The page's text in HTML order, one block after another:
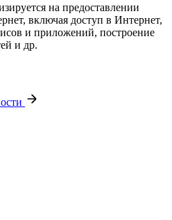
на предоставлении
включая доступ в Интернет,
и приложений, построение
и др.